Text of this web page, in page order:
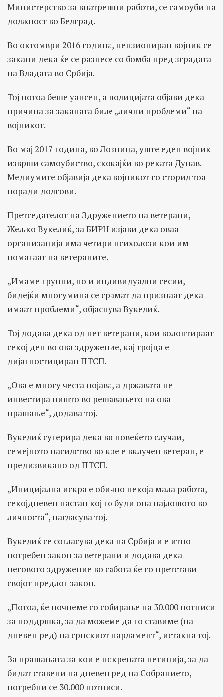
Министерство за внатрешни работи, се самоуби на
должност во Белград.
Во октомври 2016 година, пензиониран војник се
закани дека ќе се разнесе со бомба пред зградата
на Владата во Србија.
Тој потоа беше уапсен, а полицијата објави дека
причина за заканата биле „лични проблеми“ на
војникот.
Во мај 2017 година, во Лозница, уште еден војник
изврши самоубиство, скокајќи во реката Дунав.
Медиумите објавија дека војникот го сторил тоа
поради долгови.
Претседателот на Здружението на ветерани,
Жељко Вукелиќ, за БИРН изјави дека оваа
организација има четири психолози кои им
помагаат на ветераните.
„Имаме групни, но и индивидуални сесии,
бидејќи многумина се срамат да признаат дека
имаат проблеми“, објаснува Вукелиќ.
Тој додава дека од пет ветерани, кои волонтираат
секој ден во ова здружение, кај тројца е
дијагностициран ПТСП.
„Ова е многу честа појава, а државата не
инвестира ништо во решавањето на ова
прашање“, додава тој.
Вукелиќ сугерира дека во повеќето случаи,
семејното насилство во кое е вклучен ветеран, е
предизвикано од ПТСП.
„Иницијална искра е обично некоја мала работа,
секојдневен настан кој го буди она најлошото во
личноста“, нагласува тој.
Вукелиќ се согласува дека на Србија и е итно
потребен закон за ветерани и додава дека
неговото здружение во сабота ќе го претстави
својот предлог закон.
„Потоа, ќе почнеме со собирање на 30.000 потписи
за поддршка, за да можеме да го ставиме (на
дневен ред) на српскиот парламент“, истакна тој.
За прашањата за кои е покрената петиција, за да
бидат ставени на дневен ред на Собранието,
потребни се 30.000 потписи.